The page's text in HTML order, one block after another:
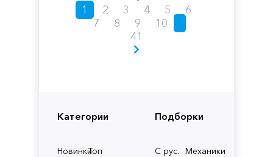
Категории
НовинкиТоп
Подборки
С рус.
Механики
1 2 3 4 5
6
7
8 9
10
41